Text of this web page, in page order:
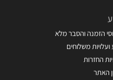
הזמנה והסבר מלא
משלוחים
החזרות
האתר